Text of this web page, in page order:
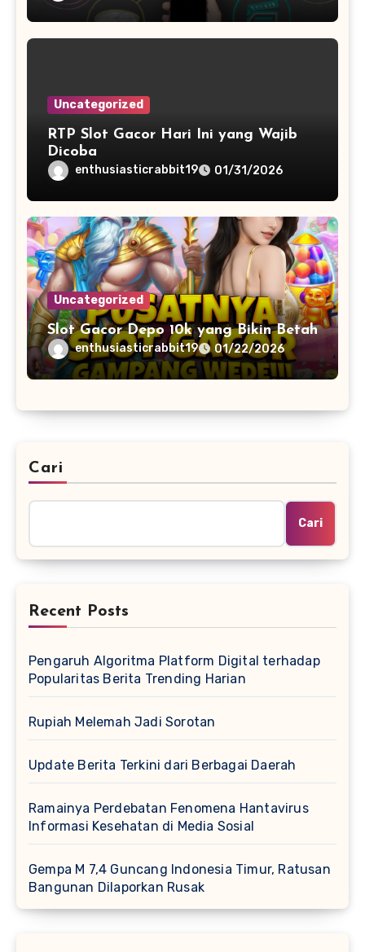
Uncategorized
RTP Slot Gacor Hari Ini yang Wajib
Dicoba
enthusiasticrabbit19 01/31/2026
Uncategorized
Slot Gacor Depo 10k yang Bikin Betah
enthusiasticrabbit19 01/22/2026
Cari
Cari
Recent Posts
Pengaruh Algoritma Platform Digital terhadap
Popularitas Berita Trending Harian
Rupiah Melemah Jadi Sorotan
Update Berita Terkini dari Berbagai Daerah
Ramainya Perdebatan Fenomena Hantavirus
Informasi Kesehatan di Media Sosial
Gempa M 7,4 Guncang Indonesia Timur, Ratusan
Bangunan Dilaporkan Rusak